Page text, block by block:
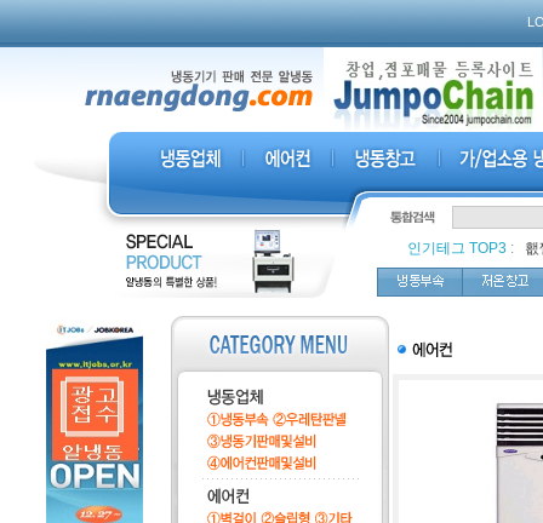
인기테그 TOP3 :